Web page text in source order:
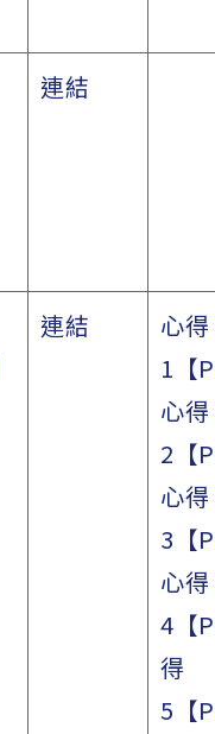
連結
連結
心得
1【
心得
2【
心得
3【
心得
4【
得
5【